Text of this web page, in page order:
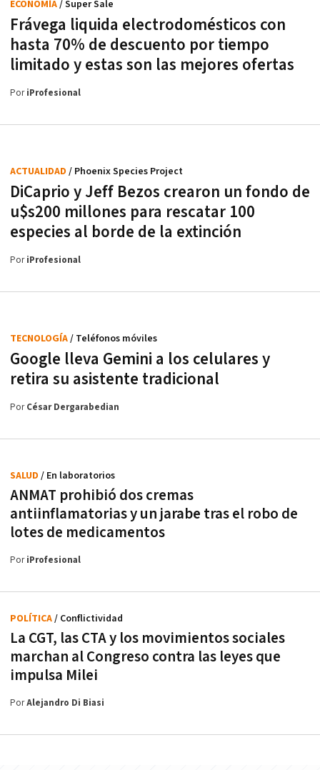
Frávega liquida electrodomésticos con
hasta 70% de descuento por tiempo
limitado y estas son las mejores ofertas
ECONOMÍA/ Super Sale
PoriProfesional
DiCaprio y Jeff Bezos crearon un fondo de
u$s200 millones para rescatar 100
especies al borde de la extinción
ACTUALIDAD / Phoenix Species Project
PoriProfesional
Google lleva Gemini a los celulares y
retira su asistente tradicional
TECNOLOGÍA/ Teléfonos móviles
PorCésar Dergarabedian
ANMAT prohibió dos cremas
antiinflamatorias y un jarabe tras el robo de
lotes de medicamentos
SALUD / En laboratorios
PoriProfesional
La CGT, las CTA y los movimientos sociales
marchan al Congreso contra las leyes que
impulsa Milei
POLÍTICA/ Conflictividad
PorAlejandro Di Biasi